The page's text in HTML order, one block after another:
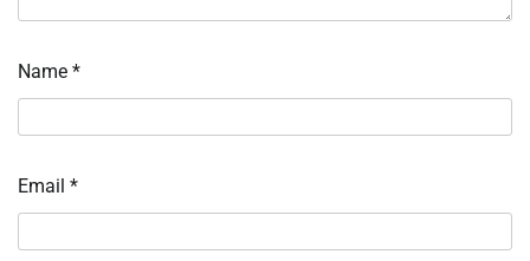
Name *
Email *